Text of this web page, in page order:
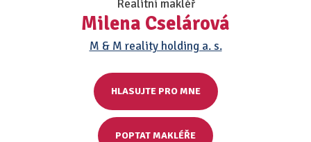
Realitní makléř
Milena Cselárová
M & M reality holding a. s.
HLASUJTE PRO MNE
POPTAT MAKLÉŘE